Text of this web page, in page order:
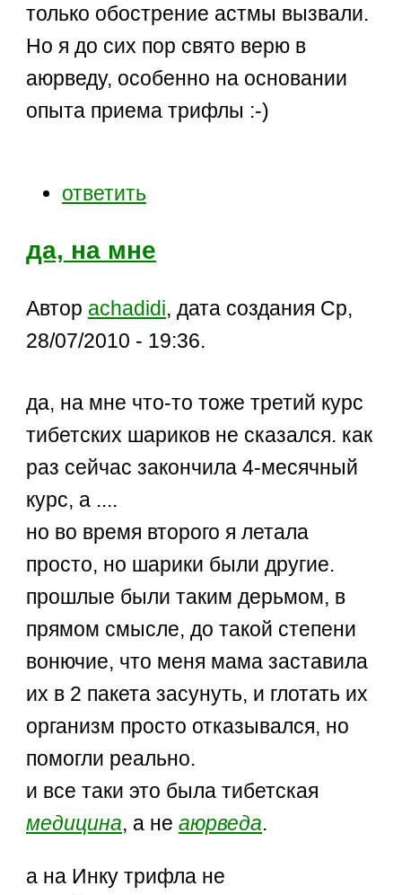
только обострение астмы вызвали.
Но я до сих пор свято верю в
аюрведу, особенно на основании
опыта приема трифлы :-)
ответить
да, на мне
Автор achadidi, дата создания Ср,
28/07/2010 - 19:36.
да, на мне что-то тоже третий курс
тибетских шариков не сказался. как
раз сейчас закончила 4-месячный
курс, а ....
но во время второго я летала
просто, но шарики были другие.
прошлые были таким дерьмом, в
прямом смысле, до такой степени
вонючие, что меня мама заставила
их в 2 пакета засунуть, и глотать их
организм просто отказывался, но
помогли реально.
и все таки это была тибетская
медицина, а неаюрведа.
а на Инку трифла не